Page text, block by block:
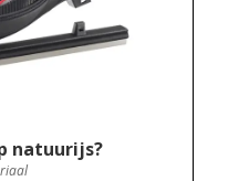
natuurijs?